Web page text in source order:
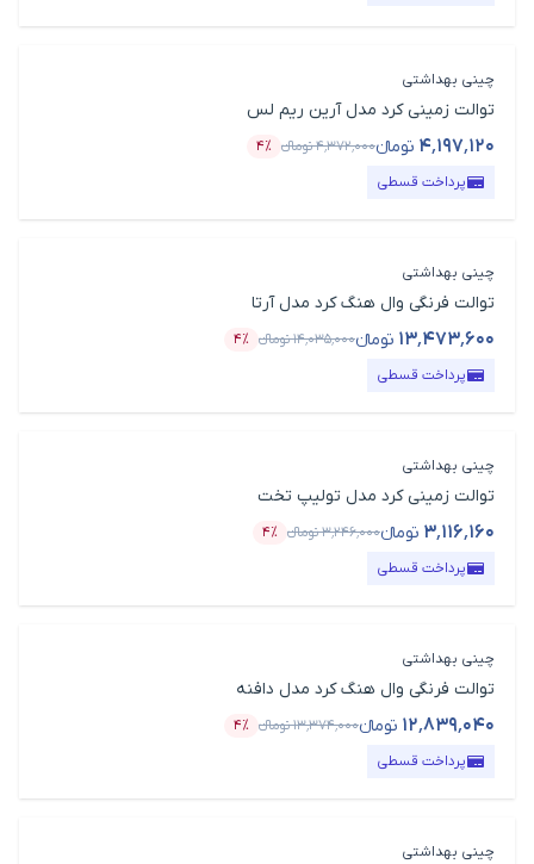
چینی بهداشتی
توالت زمینی کرد مدل آرین ریم لس
۴٬۱۹۷٬۱۲۰ تومانء۴٬۳۷۲٬۰۰۰تومانء
قیمت محصول
۴٪
درصد تخفیف
پرداخت قسطی
چینی بهداشتی
توالت فرنگی وال هنگ کرد مدل آرتا
۱۳٬۴۷۳٬۶۰۰ تومانء۱۴٬۰۳۵٬۰۰۰تومانء
قیمت محصول
۴٪
درصد تخفیف
پرداخت قسطی
چینی بهداشتی
توالت زمینی کرد مدل تولیپ تخت
۳٬۱۱۶٬۱۶۰ تومانء۳٬۲۴۶٬۰۰۰تومانء
قیمت محصول
۴٪
درصد تخفیف
پرداخت قسطی
چینی بهداشتی
توالت فرنگی وال هنگ کرد مدل دافنه
۱۲٬۸۳۹٬۰۴۰ تومانء۱۳٬۳۷۴٬۰۰۰تومانء
قیمت محصول
۴٪
درصد تخفیف
پرداخت قسطی
چینی بهداشتی